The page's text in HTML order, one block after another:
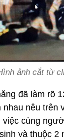
ảnh cắt từ
đã làm rõ
nhau nêu trên
việc cùng
và thuộc 2